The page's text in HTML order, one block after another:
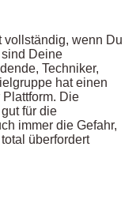
vollständig, wenn Du
Deine
Techniker,
hat einen
Die
für die
immer die Gefahr,
überfordert